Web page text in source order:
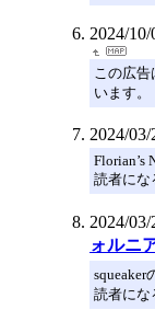
2024/
この広
います。
2024/03/
Florian’s
読者にな
2024/
ォルニ
squeaker
読者にな